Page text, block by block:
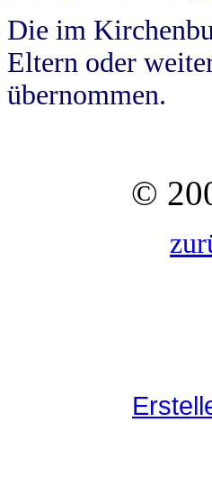
Die im
Eltern oder
übernommen.
©